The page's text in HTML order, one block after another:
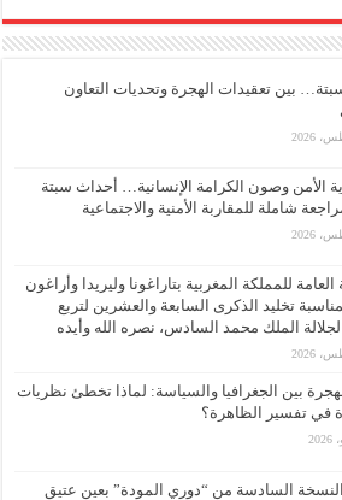
بين تعقيدات الهجرة وتحديات التعاون
الأمن وصون الكرامة الإنسانية… أحداث سبتة
شاملة للمقاربة الأمنية والاجتماعية
العامة للمملكة المغربية بتاراغونا وليريدا وأراغون
تخليد الذكرى السابعة والعشرين لتربع
الملك محمد السادس، نصره الله وأيده
بين الجغرافيا والسياسة: لماذا تخطئ نظريات
في تفسير الظاهرة؟
السادسة من “دوري المودة” بعين عتيق